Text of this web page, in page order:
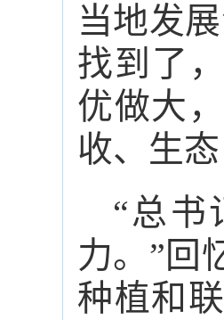
当地发
找到了
优做大
收、生
“总书
力。”回
种植和